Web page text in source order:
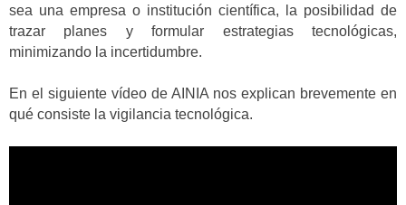
sea una empresa o institución científica, la posibilidad de
trazar planes y formular estrategias tecnológicas,
minimizando la incertidumbre.
En el siguiente vídeo de AINIA nos explican brevemente en
qué consiste la vigilancia tecnológica.